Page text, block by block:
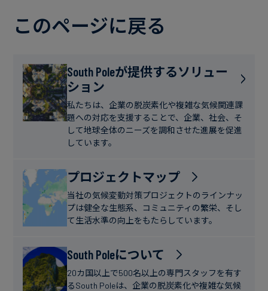
へ
り
み
ガ
ス
食
飲
料
ス
テ
ナ
ブ
フ
ァ
イ
ブ
ロ
ー
ス
ス
デ
ィ
ニ
ー
ス
このページに戻る
South Poleが提供するソリュー
ション
私たちは、企業の脱炭素化や複雑な気候関連課
題への対応を支援することで、企業、社会、そ
して地球全体のニーズを調和させた進展を促進
しています。
プロジェクトマップ
当社の気候変動対策プロジェクトのラインナッ
プは健全な生態系、コミュニティの繁栄、そし
て生活水準の向上をもたらしています。
South Poleについて
20カ国以上で500名以上の専門スタッフを有す
るSouth Poleは、企業の脱炭素化や複雑な気候